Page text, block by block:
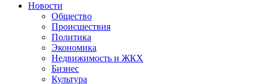
Новости
Общество
Происшествия
Политика
Экономика
Недвижимость и ЖКХ
Бизнес
Культура